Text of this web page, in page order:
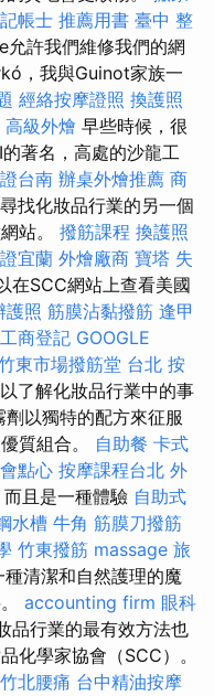
記帳士 推薦用書 臺中 整
允許我們維修我們的網
，我與Guinot家族一
經絡按摩證照 換護照
高級外燴 早些時候，很
著名，高處的沙龍工
台南 辦桌外燴推薦 商
尋找化妝品行業的另一個
站。 撥筋課程 換護照
宜蘭 外燴廠商 寶塔 失
在SCC網站上查看美國
護照 筋膜沾黏撥筋 逢甲
工商登記 GOOGLE
東市場撥筋堂 台北 按
了解化妝品行業中的事
以獨特的配方來征服
質組合。 自助餐 卡式
點心 按摩課程台北 外
且是一種體驗 自助式
水槽 牛角 筋膜刀撥筋
竹東撥筋 massage 旅
種清潔和自然護理的魔
accounting firm 眼科
品行業的最有效方法也
化學家協會（SCC）。
竹北腰痛 台中精油按摩